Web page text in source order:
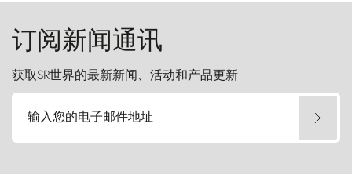
订阅新闻通讯
获取SR世界的最新新闻、活动和产品更新
输入您的电子邮件地址